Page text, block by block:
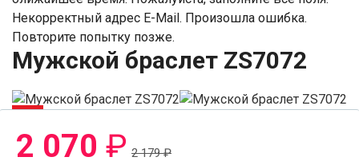
Некорректный адрес E-Mail. Произошла ошибка.
Повторите попытку позже.
Мужской браслет ZS7072
-6%
2 070 ₽ 2 179₽